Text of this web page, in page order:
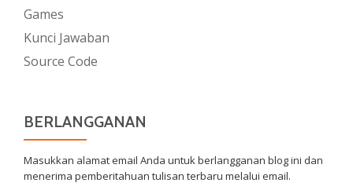
Games
Kunci Jawaban
Source Code
BERLANGGANAN
Masukkan alamat email Anda untuk berlangganan blog ini dan
menerima pemberitahuan tulisan terbaru melalui email.